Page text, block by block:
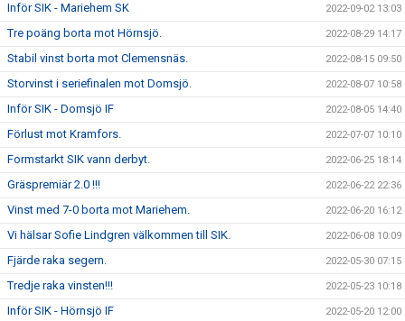
Inför SIK - Mariehem SK 2022-09-02 13:03
Tre poäng borta mot Hörnsjö. 2022-08-29 14:17
Stabil vinst borta mot Clemensnäs. 2022-08-15 09:50
Storvinst i seriefinalen mot Domsjö. 2022-08-07 10:58
Inför SIK - Domsjö IF 2022-08-05 14:40
Förlust mot Kramfors. 2022-07-07 10:10
Formstarkt SIK vann derbyt. 2022-06-25 18:14
Gräspremiär 2.0 !!! 2022-06-22 22:36
Vinst med 7-0 borta mot Mariehem. 2022-06-20 16:12
Vi hälsar Sofie Lindgren välkommen till SIK. 2022-06-08 10:09
Fjärde raka segern. 2022-05-30 07:15
Tredje raka vinsten!!! 2022-05-23 10:18
Inför SIK - Hörnsjö IF 2022-05-20 12:00